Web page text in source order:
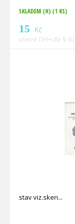
SKLADEM (H) (1 KS)
15 Kč
včetně DPH dle § 90
stav viz.sken